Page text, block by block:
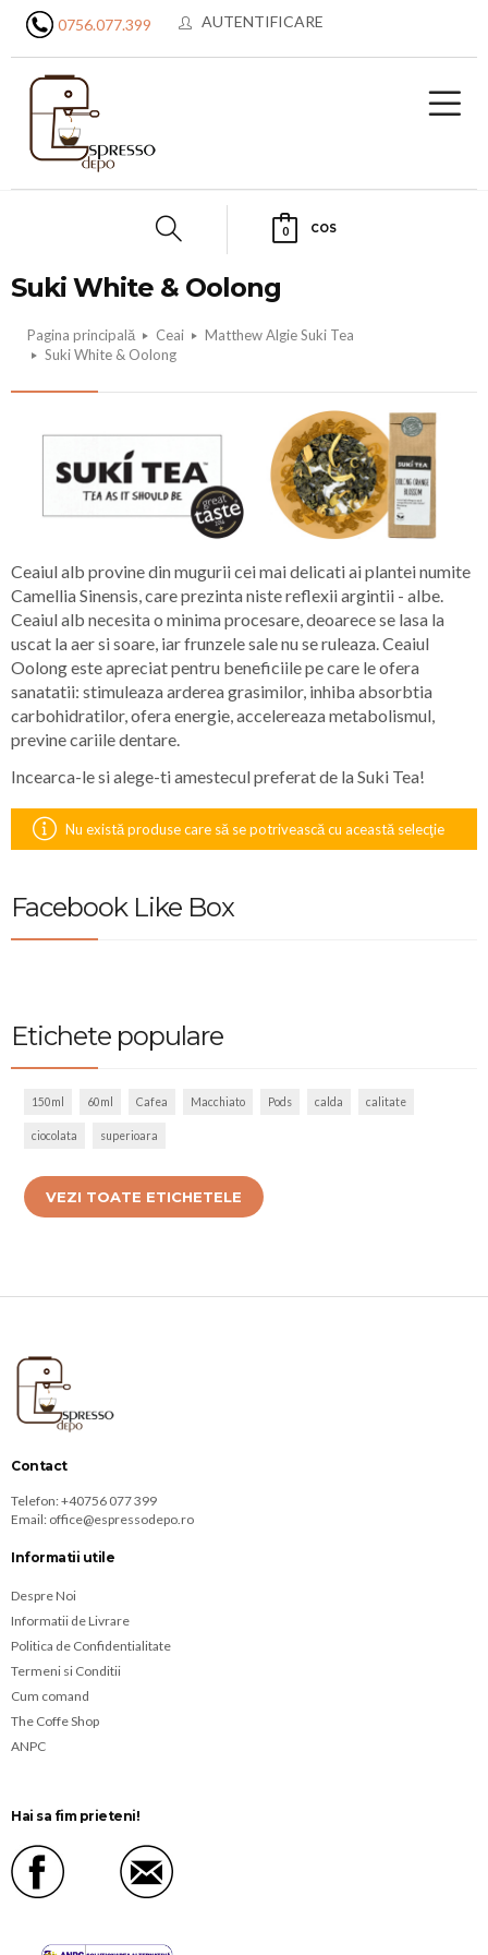
0756.077.399 AUTENTIFICARE
0 COS
Suki White & Oolong
Pagina principală Ceai
Matthew Algie Suki Tea
Suki White & Oolong
Ceaiul alb provine din mugurii cei mai delicati ai plantei numite
Camellia Sinensis, care prezinta niste reflexii argintii - albe.
Ceaiul alb necesita o minima procesare, deoarece se lasa la
uscat la aer si soare, iar frunzele sale nu se ruleaza. Ceaiul
Oolong este apreciat pentru beneficiile pe care le ofera
sanatatii: stimuleaza arderea grasimilor, inhiba absorbtia
carbohidratilor, ofera energie, accelereaza metabolismul,
previne cariile dentare.
Incearca-le si alege-ti amestecul preferat de la Suki Tea!
Nu există produse care să se potrivească cu această selecţie
Facebook Like Box
Etichete populare
150ml 60ml Cafea Macchiato Pods calda calitate
ciocolata superioara
VEZI TOATE ETICHETELE
Contact
Telefon:+40756 077 399
Email: office@espressodepo.ro
Informatii utile
Despre Noi
Informatii de Livrare
Politica de Confidentialitate
Termeni si Conditii
Cum comand
The Coffe Shop
ANPC
Hai sa fim prieteni!